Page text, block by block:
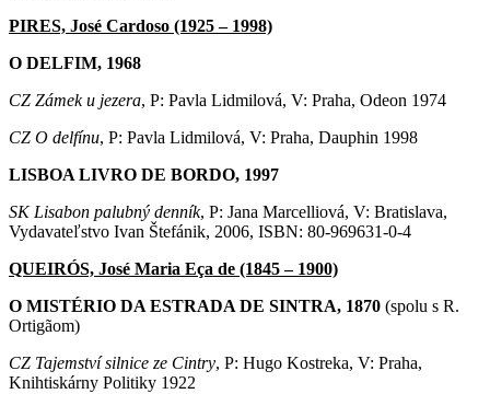
PIRES, José Cardoso (1925 – 1998)
O DELFIM, 1968
CZ Zámek u jezera, P: Pavla Lidmilová, V: Praha, Odeon 1974
CZ O delfínu, P: Pavla Lidmilová, V: Praha, Dauphin 1998
LISBOA LIVRO DE BORDO, 1997
SK Lisabon palubný denník, P: Jana Marcelliová, V: Bratislava,
Vydavateľstvo Ivan Štefánik, 2006, ISBN: 80-969631-0-4
QUEIRÓS, José Maria Eça de (1845 – 1900)
O MISTÉRIO DA ESTRADA DE SINTRA, 1870 (spolu s R.
Ortigãom)
CZ Tajemství silnice ze Cintry, P: Hugo Kostreka, V: Praha,
Knihtiskárny Politiky 1922